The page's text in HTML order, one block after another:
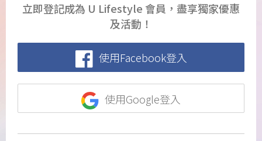
立即登記成為 U Lifestyle 會員，盡享獨家優惠
及活動！
使用Facebook登入
使用Google登入